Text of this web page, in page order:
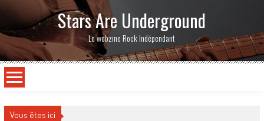
Stars Are Underground
Le webzine Rock Indépendant
Vous êtes ici